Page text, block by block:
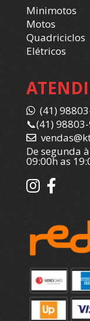
Minimotos
Motos
Quadriciclos
Elétricos
(41)
📞(41)
De segunda
09:00h as